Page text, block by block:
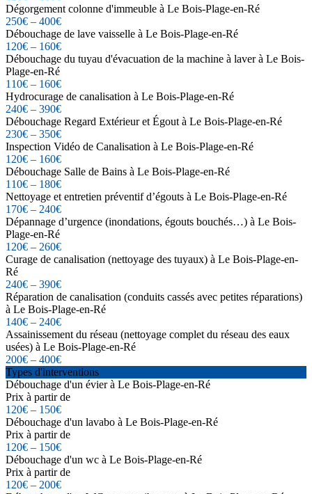
Dégorgement colonne d'immeuble à Le Bois-Plage-en-Ré
250€ – 400€
Débouchage de lave vaisselle à Le Bois-Plage-en-Ré
120€ – 160€
Débouchage du tuyau d'évacuation de la machine à laver à Le Bois-
Plage-en-Ré
110€ – 160€
Hydrocurage de canalisation à Le Bois-Plage-en-Ré
240€ – 390€
Débouchage Regard Extérieur et Égout à Le Bois-Plage-en-Ré
230€ – 350€
Inspection Vidéo de Canalisation à Le Bois-Plage-en-Ré
120€ – 160€
Débouchage Salle de Bains à Le Bois-Plage-en-Ré
110€ – 180€
Nettoyage et entretien préventif d’égouts à Le Bois-Plage-en-Ré
170€ – 240€
Dépannage d’urgence (inondations, égouts bouchés…) à Le Bois-
Plage-en-Ré
120€ – 260€
Curage de canalisation (nettoyage des tuyaux) à Le Bois-Plage-en-
Ré
240€ – 390€
Réparation de canalisation (conduits cassés avec petites réparations)
à Le Bois-Plage-en-Ré
140€ – 240€
Assainissement du réseau (nettoyage complet du réseau des eaux
usées) à Le Bois-Plage-en-Ré
200€ – 400€
Types d'interventions
Débouchage d'un évier à Le Bois-Plage-en-Ré
Prix à partir de
120€ – 150€
Débouchage d'un lavabo à Le Bois-Plage-en-Ré
Prix à partir de
120€ – 150€
Débouchage d'un wc à Le Bois-Plage-en-Ré
Prix à partir de
120€ – 200€